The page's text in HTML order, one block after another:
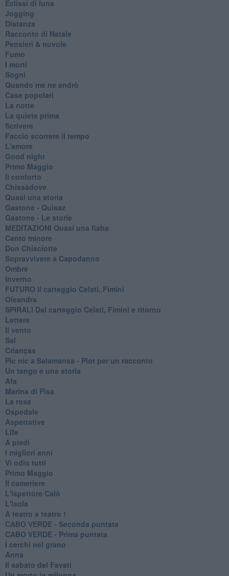
Eclissi di luna
Jogging
Distanza
Racconto di Natale
Pensieri & nuvole
Fumo
I morti
Sogni
Quando me ne andrò
Case popolari
La notte
La quiete prima
Scrivere
Faccio scorrere il tempo
L'amore
Good night
Primo Maggio
Il conforto
Chissàdove
Quasi una storia
Gastone - Quisaz
Gastone - Le storie
MEDITAZIONI Quasi una fiaba
Canto minore
Don Chisciotte
Sopravvivere a Capodanno
Ombre
Inverno
FUTURO Il carteggio Celati, Fimini
Oleandra
SPIRALI Dal carteggio Celati, Fimini e ritorno
Lettere
Il vento
Sal
Crianças
Pic nic a Salamansa - Plot per un racconto
Un tango e una storia
Afa
Marina di Pisa
La rosa
Ospedale
Aspettative
Life
A piedi
I migliori anni
Vi odio tutti
Primo Maggio
Il cameriere
L'ispettore Calò
L'isola
A teatro a teatro !
CABO VERDE - Seconda puntata
CABO VERDE - Prima puntata
I cerchi nel grano
Anna
Il sabato del Favati